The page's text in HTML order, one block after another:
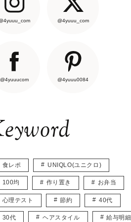
@4yuuu_com
@4yuuucom @4yuuu0084
食レポ UNIQLO(ユニクロ)
100均 作り置き お弁当
心理テスト 節約 40代
30代 ヘアスタイル 給与明細